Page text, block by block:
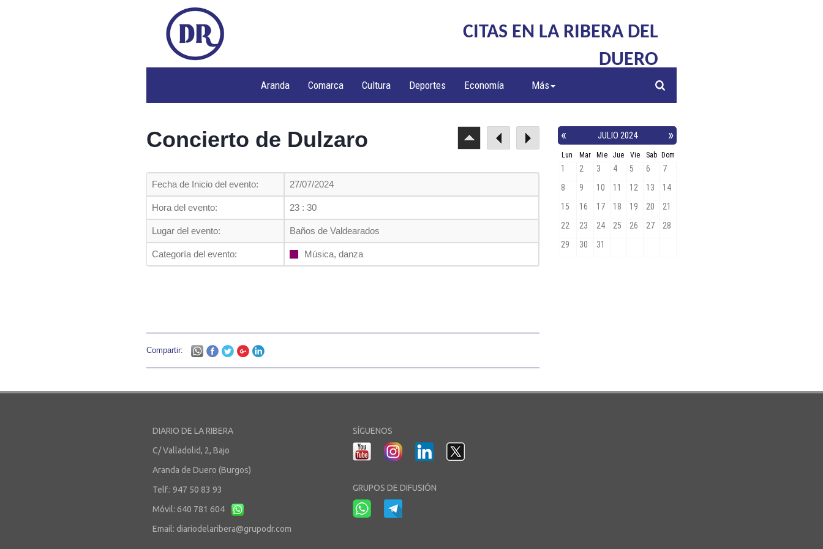
CITAS EN LA RIBERA DEL
DUERO
Aranda Comarca Cultura Deportes Economía Más
Concierto de Dulzaro
Fecha de Inicio del evento: 27/07/2024
Hora del evento: 23 : 30
Lugar del evento: Baños de Valdearados
Categoría del evento: Música, danza
Compartir:
DIARIO DE LA RIBERA
C/ Valladolid, 2, Bajo
Aranda de Duero (Burgos)
Telf.: 947 50 83 93
Móvil: 640 781 604
Email: diariodelaribera@grupodr.com
SÍGUENOS
GRUPOS DE DIFUSIÓN